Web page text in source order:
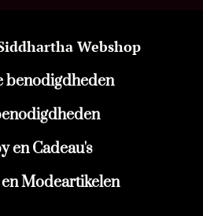
Webshop
benodigdheden
en Cadeau's
Modeartikelen